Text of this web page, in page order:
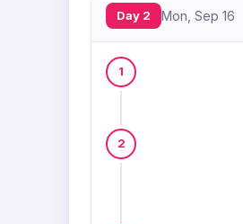
Day 2 Mon, Sep 16
1
2